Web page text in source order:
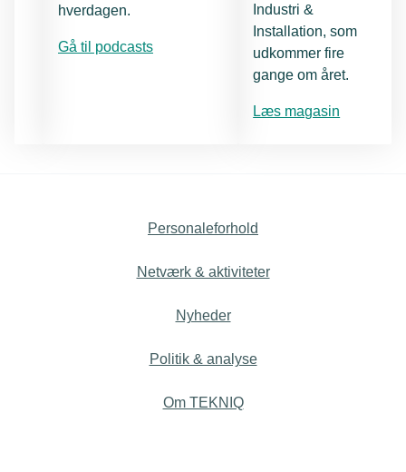
hverdagen.
Gå til podcasts
Industri &
Installation, som
udkommer fire
gange om året.
Læs magasin
Personaleforhold
Netværk & aktiviteter
Nyheder
Politik & analyse
Om TEKNIQ